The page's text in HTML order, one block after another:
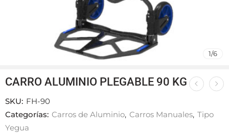
1/6
CARRO ALUMINIO PLEGABLE 90 KG
SKU: FH-90
Categorías: Carros de Aluminio, Carros Manuales, Tipo
Yegua